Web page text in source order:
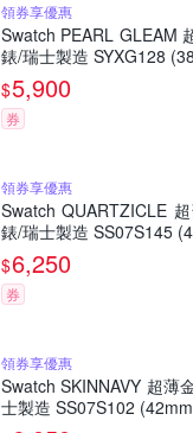
領券享優惠
Swatch PEARL GLEAM
錶/瑞士製造 SYXG128
$5,900
券
領券享優惠
Swatch QUARTZICLE
錶/瑞士製造 SS07S145
$6,250
券
領券享優惠
Swatch SKINNAVY 超薄
士製造 SS07S102